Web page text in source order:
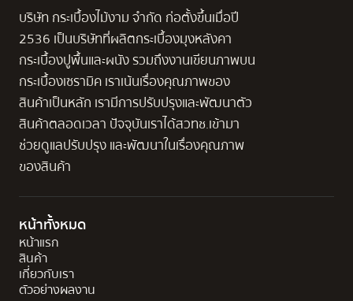
บริษัท กระเบื้องไม้งาม จำกัด ก่อตั้งขึ้นเมื่อปี
2536 เป็นบริษัทที่ผลิตกระเบื้องมุงหลังคา
กระเบื้องปูพื้นและผนัง รวมถึงงานเขียนภาพบน
กระเบื้องเซรามิค เราเน้นเรื่องคุณภาพของ
สินค้าเป็นหลัก เรามีการปรับปรุงและพัฒนาตัว
สินค้าตลอดเวลา ปัจจุบันเราได้สวทช.เข้ามา
ช่วยดูแลปรับปรุง และพัฒนาในเรื่องคุณภาพ
ของสินค้า
หน้าทั้งหมด
หน้าแรก
สินค้า
เกี่ยวกับเรา
ตัวอย่างผลงาน